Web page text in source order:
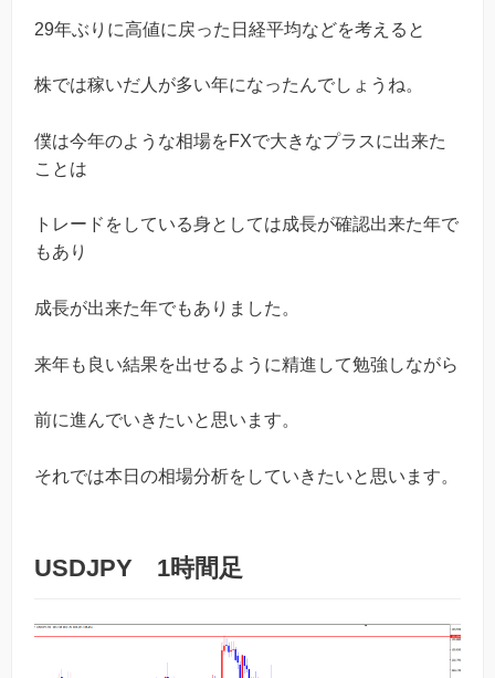
29年ぶりに高値に戻った日経平均などを考えると
株では稼いだ人が多い年になったんでしょうね。
僕は今年のような相場をFXで大きなプラスに出来た
ことは
トレードをしている身としては成長が確認出来た年で
もあり
成長が出来た年でもありました。
来年も良い結果を出せるように精進して勉強しながら
前に進んでいきたいと思います。
それでは本日の相場分析をしていきたいと思います。
USDJPY 1時間足